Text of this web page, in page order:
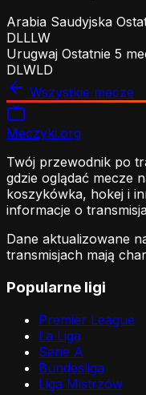
Arabia Saudyjska
DLLLW
Urugwaj Ostatnie 5
DLWLD
Wszystkie mecze
Meczyki.org
Twój przewodnik po
gdzie oglądać mecze
koszykówka, hokej i
informacje o
Dane aktualizowane
transmisjach mają
Popularne ligi
Premier League
La Liga
Serie A
Bundesliga
Liga Mistrzów